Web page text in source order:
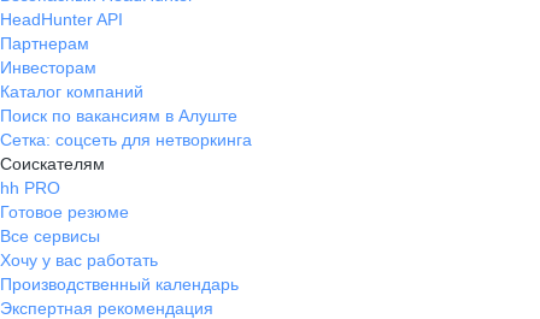
HeadHunter API
Партнерам
Инвесторам
Каталог компаний
Поиск по вакансиям в Алуште
Сетка: соцсеть для нетворкинга
Соискателям
hh PRO
Готовое резюме
Все сервисы
Хочу у вас работать
Производственный календарь
Экспертная рекомендация